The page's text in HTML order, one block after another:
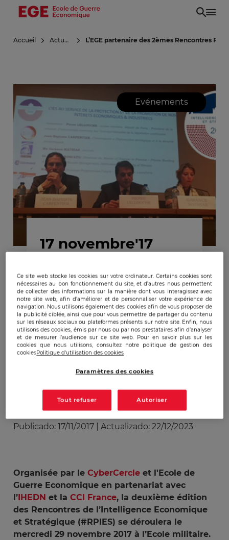
Aller
principal
Accueil Actualités L’EGE partenaire des 2èmes Rencontres
17 novembre'17
L’EGE partenaire des
2èmes Rencontres
Parlementaires de
l'Intelligence Economique
et Stratégique
Evénements
Publicado: 17/11/2017 Actualizado: 22/12/2023
Organisée par le CyberCercle et l'Ecole de
Guerre Economique en partenariat avec
l’IHEDN et la CCI France, la deuxième édition
des Rencontres de l’Intelligence Economique
et Stratégique (#RPIES) se déroulera le
mercredi 29 novembre 2017 à l’Ecole militaire.
Ce site web stocke les cookies sur votre ordinateur. Certains cookies sont
nécessaires au bon fonctionnement du site, et d’autres nous permettent
de collecter des informations sur la manière dont vous interagissez avec
notre site web, afin d’améliorer et de personnaliser votre expérience de
navigation. Nous utilisons également des cookies afin de vous proposer de
la publicité ciblée, ainsi que pour vous permettre de partager du contenu
sur les réseaux sociaux ou plateformes présents sur notre site. Enfin, nous
utilisons des cookies, émis par nous ou par nos prestataires afin d’analyser
et de mesurer l’audience sur ce site web. Pour en savoir plus sur les
cookies que nous utilisons, consultez notre politique de gestion des
cookiesPolitique d'utilisation des cookies
Paramètres des cookies
Tout refuser Autoriser